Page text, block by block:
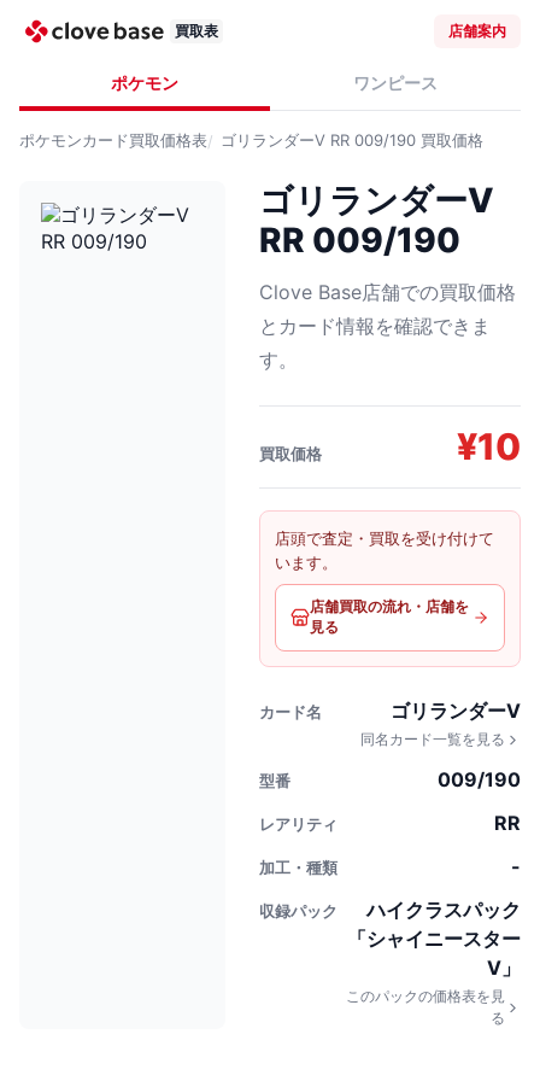
買取表 店舗案内
ポケモン ワンピース
ポケモンカード買取価格表 ゴリランダーV RR 009/190 買取価格
ゴリランダーV
RR 009/190
Clove Base店舗での買取価格
とカード情報を確認できま
す。
買取価格 ¥10
店頭で査定・買取を受け付けて
います。
店舗買取の流れ・店舗を
見る
カード名 ゴリランダーV
同名カード一覧を見る
型番 009/190
レアリティ RR
加工・種類 -
収録パック
ハイクラスパック
「シャイニースター
V」
このパックの価格表を見
る